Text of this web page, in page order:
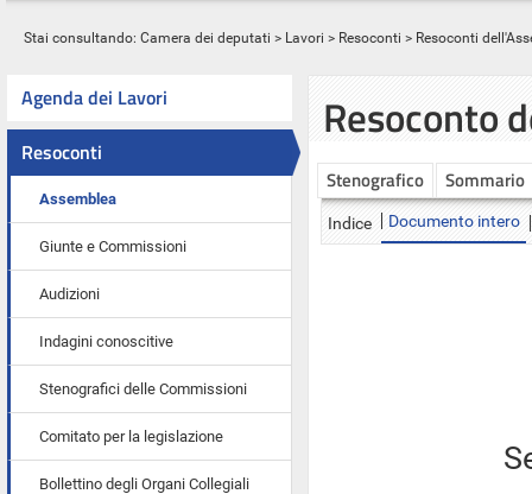
Stai consultando: Camera dei deputati > Lavori > Resoconti > Resoconti
Agenda dei Lavori
Resoconti
Assemblea
Giunte e Commissioni
Audizioni
Indagini conoscitive
Stenografici delle Commissioni
Comitato per la legislazione
Bollettino degli Organi Collegiali
Resoconto
Stenografico Sommario
Indice Documento intero